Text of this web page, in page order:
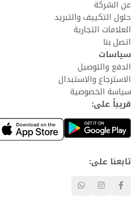
عن الشركة
حلول التكييف والتبريد
العلامات التجارية
اتصل بنا
سياسات
الدفع والتوصيل
الاسترجاع والاستبدال
سياسة الخصوصية
قريباً على:
تابعنا على: